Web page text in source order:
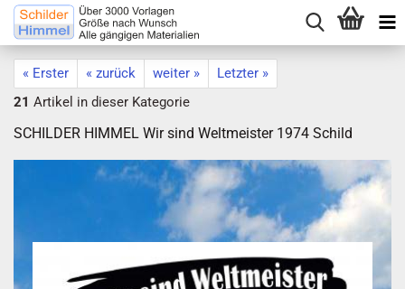
« Erster « zurück weiter »
Letzter »
21 Artikel in dieser Kategorie
SCHILDER HIMMEL Wir sind Weltmeister 1974 Schild